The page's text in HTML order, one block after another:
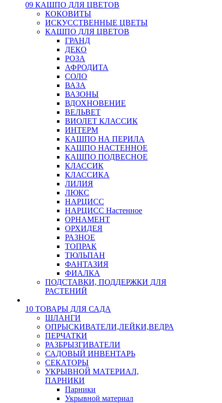
09 КАШПО ДЛЯ ЦВЕТОВ
КОКОВИТЫ
ИСКУССТВЕННЫЕ ЦВЕТЫ
КАШПО ДЛЯ ЦВЕТОВ
ГРАНД
ДЕКО
РОЗА
АФРОДИТА
СОЛО
ВАЗА
ВАЗОНЫ
ВДОХНОВЕНИЕ
ВЕЛЬВЕТ
ВИОЛЕТ КЛАССИК
ИНТЕРМ
КАШПО НА ПЕРИЛА
КАШПО НАСТЕННОЕ
КАШПО ПОДВЕСНОЕ
КЛАССИК
КЛАССИКА
ЛИЛИЯ
ЛЮКС
НАРЦИСС
НАРЦИСС Настенное
ОРНАМЕНТ
ОРХИДЕЯ
РАЗНОЕ
ТОПРАК
ТЮЛЬПАН
ФАНТАЗИЯ
ФИАЛКА
ПОДСТАВКИ, ПОДДЕРЖКИ ДЛЯ
РАСТЕНИЙ
10 ТОВАРЫ ДЛЯ САДА
ШЛАНГИ
ОПРЫСКИВАТЕЛИ,ЛЕЙКИ,ВЕДРА
ПЕРЧАТКИ
РАЗБРЫЗГИВАТЕЛИ
САДОВЫЙ ИНВЕНТАРЬ
СЕКАТОРЫ
УКРЫВНОЙ МАТЕРИАЛ,
ПАРНИКИ
Парники
Укрывной материал